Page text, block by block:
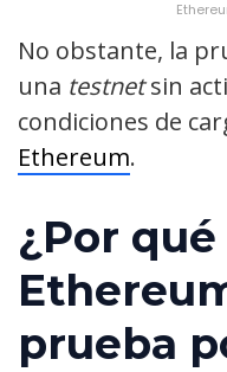
No obstante, la
una testnetsin
condiciones de
Ethereum.
¿Por
prueba